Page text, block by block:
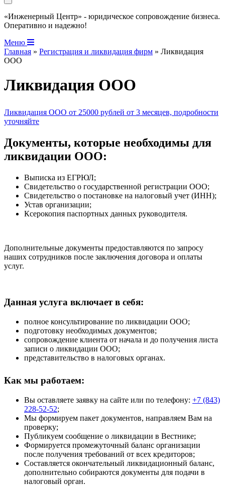
«Инженерный Центр» - юридическое сопровождение бизнеса.
Оперативно и надежно!
Меню
Главная » Регистрация и ликвидация фирм » Ликвидация
ООО
Ликвидация ООО
Ликвидация ООО от 25000 рублей от 3 месяцев, подробности
уточняйте
Документы, которые необходимы для
ликвидации ООО:
Выписка из ЕГРЮЛ;
Свидетельство о государственной регистрации ООО;
Свидетельство о постановке на налоговый учет (ИНН);
Устав организации;
Ксерокопия паспортных данных руководителя.
Дополнительные документы предоставляются по запросу
наших сотрудников после заключения договора и оплаты
услуг.
Данная услуга включает в себя:
полное консультирование по ликвидации ООО;
подготовку необходимых документов;
сопровождение клиента от начала и до получения листа
записи о ликвидации ООО;
представительство в налоговых органах.
Как мы работаем:
Вы оставляете заявку на сайте или по телефону: +7 (843)
228-52-52;
Мы формируем пакет документов, направляем Вам на
проверку;
Публикуем сообщение о ликвидации в Вестнике;
Формируется промежуточный баланс организации
после получения требований от всех кредиторов;
Составляется окончательный ликвидационный баланс,
дополнительно собираются документы для подачи в
налоговый орган.